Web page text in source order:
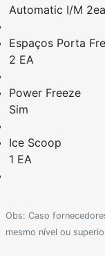
Automatic I/M 2ea
Espaços Porta
2 EA
Power Freeze
Sim
Ice Scoop
1 EA
Obs: Caso
mesmo nível ou